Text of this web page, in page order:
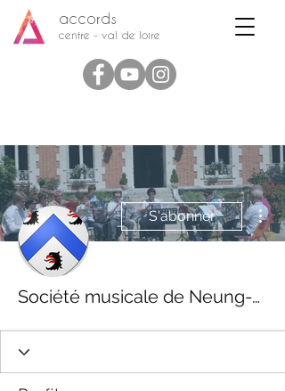
accords
centre - val de loire
S'abonner
Société musicale de Neung-sur-Beuvron